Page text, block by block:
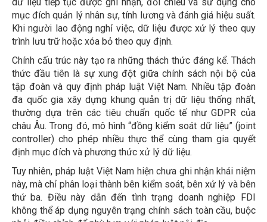
mục đích quản lý nhân sự, tính lương và đánh giá hiệu suất.
Khi người lao động nghỉ việc, dữ liệu được xử lý theo quy
trình lưu trữ hoặc xóa bỏ theo quy định.
Chính cấu trúc này tạo ra những thách thức đáng kể. Thách
thức đầu tiên là sự xung đột giữa chính sách nội bộ của
tập đoàn và quy định pháp luật Việt Nam. Nhiều tập đoàn
đa quốc gia xây dựng khung quản trị dữ liệu thống nhất,
thường dựa trên các tiêu chuẩn quốc tế như GDPR của
châu Âu. Trong đó, mô hình “đồng kiểm soát dữ liệu” (joint
controller) cho phép nhiều thực thể cùng tham gia quyết
định mục đích và phương thức xử lý dữ liệu.
Tuy nhiên, pháp luật Việt Nam hiện chưa ghi nhận khái niệm
này, mà chỉ phân loại thành bên kiểm soát, bên xử lý và bên
thứ ba. Điều này dẫn đến tình trạng doanh nghiệp FDI
không thể áp dụng nguyên trạng chính sách toàn cầu, buộc